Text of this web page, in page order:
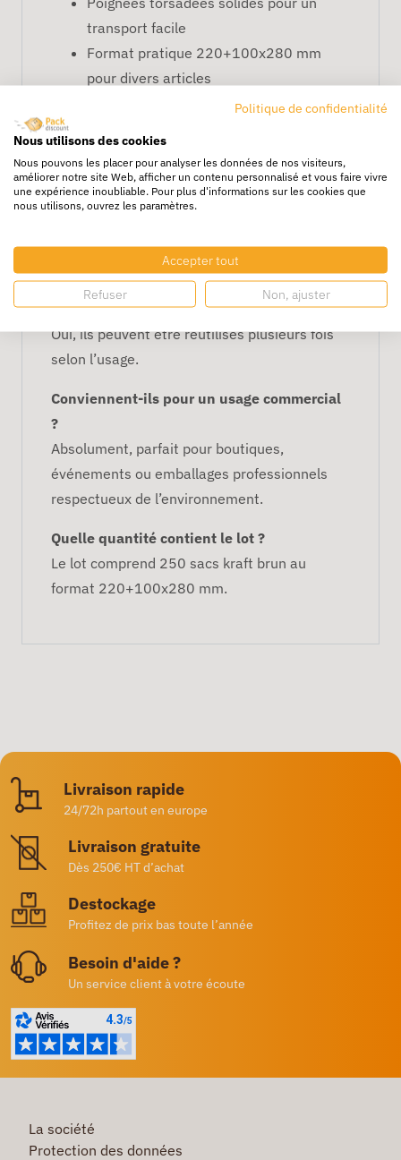
transport facile
Format pratique 220+100x280 mm
pour divers articles
Écologique, en papier kraft recyclé
FAQ – Sacs kraft éco à
poignées torsadées
220+100x280 mm
Oui, grâce à leurs poignées torsadées solides
et leur papier kraft de qualité.
Peuvent-ils être réutilisés ?
Oui, ils peuvent être réutilisés plusieurs fois
selon l’usage.
Conviennent-ils pour un usage commercial
?
Absolument, parfait pour boutiques,
événements ou emballages professionnels
respectueux de l’environnement.
Quelle quantité contient le lot ?
Le lot comprend 250 sacs kraft brun au
format 220+100x280 mm.
Livraison rapide
24/72h partout en europe
Livraison gratuite
Dès 250€ HT d’achat
Destockage
Profitez de prix bas toute l’année
Besoin d'aide ?
Un service client à votre écoute
La société
Protection des données
Politique de confidentialité
Nous utilisons des cookies
Nous pouvons les placer pour analyser les données de nos visiteurs,
améliorer notre site Web, afficher un contenu personnalisé et vous faire vivre
une expérience inoubliable. Pour plus d'informations sur les cookies que
nous utilisons, ouvrez les paramètres.
Accepter tout
Refuser Non, ajuster